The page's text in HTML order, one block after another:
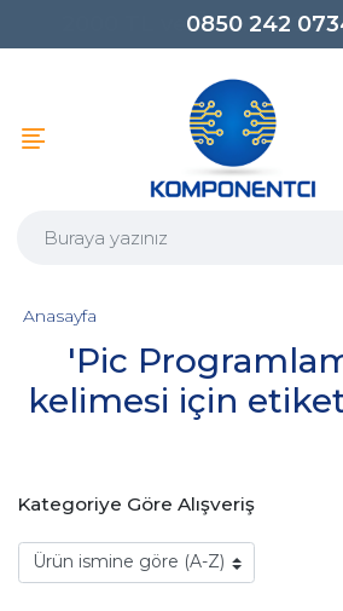
0850 242
'Pic
kelimesi için
Anasayfa
Kategoriye Göre Alışveriş